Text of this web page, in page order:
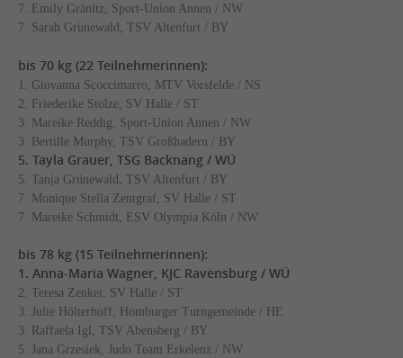
7. Emily Gränitz, Sport-Union Annen / NW
7. Sarah Grünewald, TSV Altenfurt / BY
bis 70 kg (22 Teilnehmerinnen):
1. Giovanna Scoccimarro, MTV Vorsfelde / NS
2. Friederike Stolze, SV Halle / ST
3. Mareike Reddig, Sport-Union Annen / NW
3. Bertille Murphy, TSV Großhadern / BY
5. Tayla Grauer, TSG Backnang / WÜ
5. Tanja Grünewald, TSV Altenfurt / BY
7. Monique Stella Zentgraf, SV Halle / ST
7. Mareike Schmidt, ESV Olympia Köln / NW
bis 78 kg (15 Teilnehmerinnen):
1. Anna-Maria Wagner, KJC Ravensburg / WÜ
2. Teresa Zenker, SV Halle / ST
3. Julie Hölterhoff, Homburger Turngemeinde / HE
3. Raffaela Igl, TSV Abensberg / BY
5. Jana Grzesiek, Judo Team Erkelenz / NW